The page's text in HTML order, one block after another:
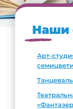
Наши
Арт-